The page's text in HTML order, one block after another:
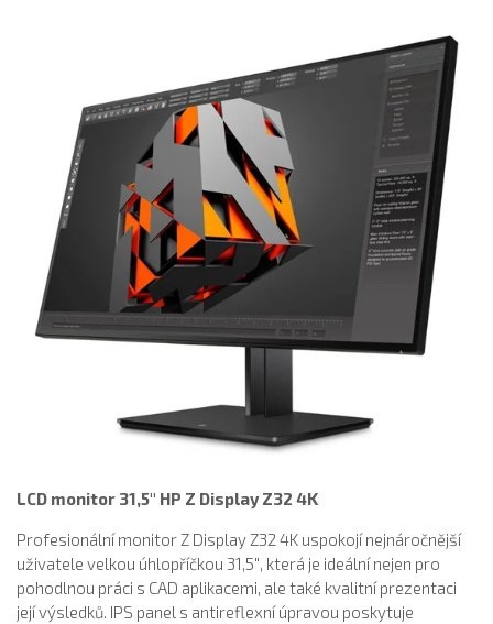
LCD monitor 31,5″ HP Z Display Z32 4K
Profesionální monitor Z Display Z32 4K uspokojí nejnáročnější
uživatele velkou úhlopříčkou 31,5″, která je ideální nejen pro
pohodlnou práci s CAD aplikacemi, ale také kvalitní prezentaci
její výsledků. IPS panel s antireflexní úpravou poskytuje